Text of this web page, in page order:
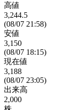
高値
3,244.5
(08/07 21:58)
安値
3,150
(08/07 18:15)
現在値
3,188
(08/07 23:05)
出来高
2,000